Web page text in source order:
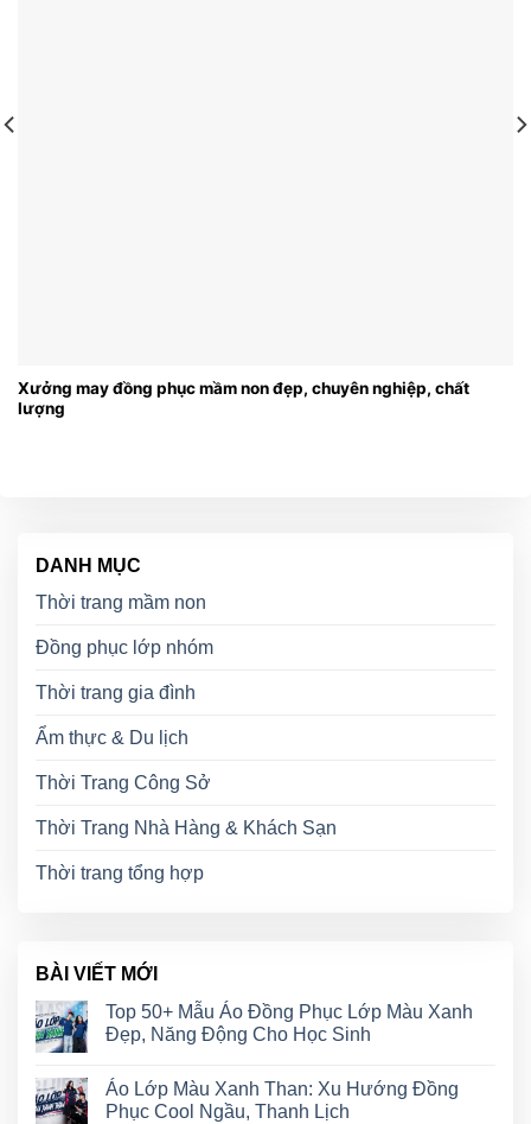
Xưởng may đồng phục mầm non đẹp, chuyên nghiệp, chất
lượng
DANH MỤC
Thời trang mầm non
Đồng phục lớp nhóm
Thời trang gia đình
Ẩm thực & Du lịch
Thời Trang Công Sở
Thời Trang Nhà Hàng & Khách Sạn
Thời trang tổng hợp
BÀI VIẾT MỚI
Top 50+ Mẫu Áo Đồng Phục Lớp Màu Xanh
Đẹp, Năng Động Cho Học Sinh
Áo Lớp Màu Xanh Than: Xu Hướng Đồng
Phục Cool Ngầu, Thanh Lịch